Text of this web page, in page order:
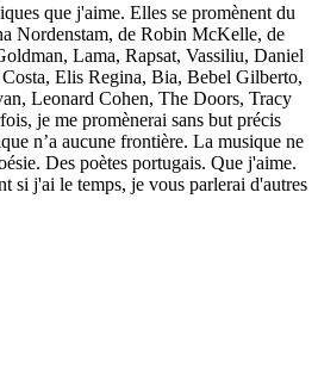
que j'aime. Elles se promènent du
Nordenstam, de Robin McKelle, de
Lama, Rapsat, Vassiliu, Daniel
Elis Regina, Bia, Bebel Gilberto,
Leonard Cohen, The Doors, Tracy
je me promènerai sans but précis
n’a aucune frontière. La musique ne
Des poètes portugais. Que j'aime.
si j'ai le temps, je vous parlerai d'autres